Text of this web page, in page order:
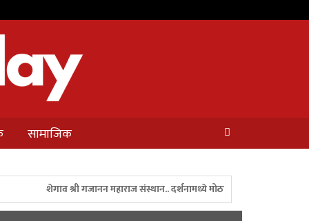
सामाजिक
शेगाव श्री गजानन महाराज संस्थान.. दर्शनामध्ये मोठा बदल..!